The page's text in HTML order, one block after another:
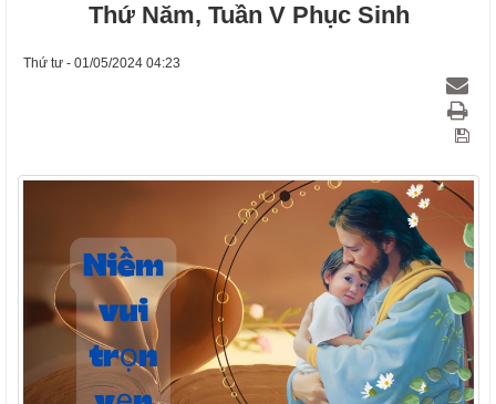
Thứ Năm, Tuần V Phục Sinh
Thứ tư - 01/05/2024 04:23